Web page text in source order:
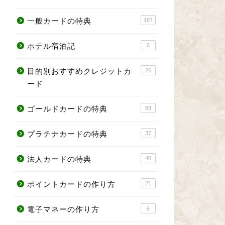
一般カードの特典 187
ホテル宿泊記 6
目的別おすすめクレジットカ
ード
26
ゴールドカードの特典 83
プラチナカードの特典 37
法人カードの特典 40
ポイントカードの作り方 21
電子マネーの作り方 6